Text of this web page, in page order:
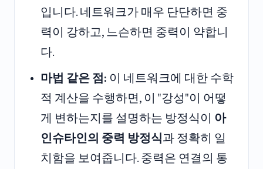
입니다. 네트워크가 매우 단단하면 중
력이 강하고, 느슨하면 중력이 약합니
다.
마법 같은 점: 이 네트워크에 대한 수학
적 계산을 수행하면, 이 "강성"이 어떻
게 변하는지를 설명하는 방정식이 아
인슈타인의 중력 방정식과 정확히 일
치함을 보여줍니다. 중력은 연결의 통